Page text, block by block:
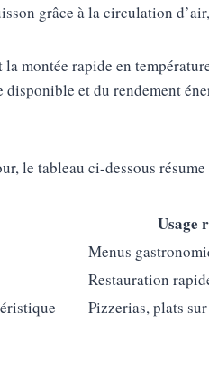
grâce à la circulation
montée rapide en
et du rendement
le tableau ci-dessous résume
Usage
Menus
Restauration
Pizzerias, plats